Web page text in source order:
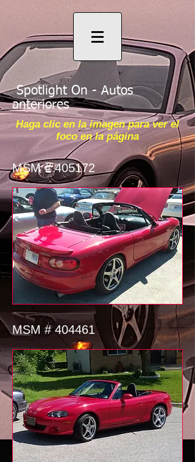
Spotlight On - Autos
anteriores
Haga clic en la imagen para ver el
foco en la página
MSM # 405172
MSM # 404461